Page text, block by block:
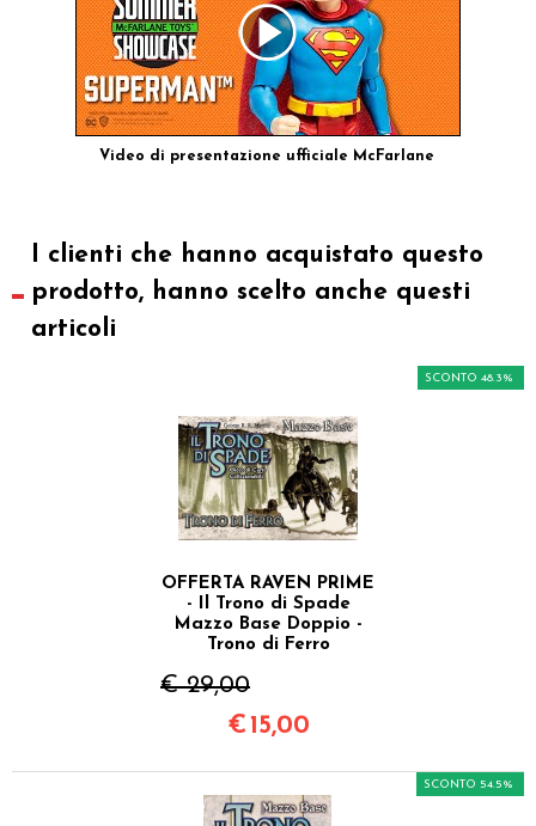
Video di presentazione ufficiale McFarlane
I clienti che hanno acquistato questo
prodotto, hanno scelto anche questi
articoli
OFFERTA RAVEN PRIME
- Il Trono di Spade
Mazzo Base Doppio -
Trono di Ferro
€ 29,00
SCONTO 48.3%
€ 15,00
SCONTO 54.5%